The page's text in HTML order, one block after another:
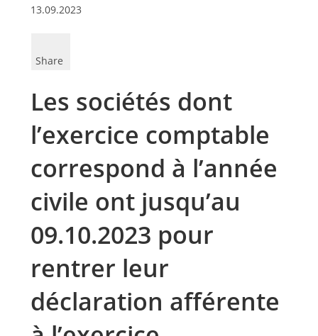
13.09.2023
Share
Les sociétés dont
l’exercice comptable
correspond à l’année
civile ont jusqu’au
09.10.2023 pour
rentrer leur
déclaration afférente